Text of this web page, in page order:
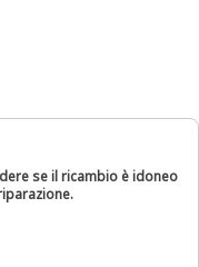
se il ricambio è idoneo